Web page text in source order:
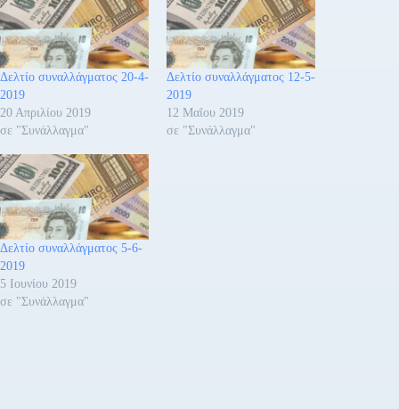
Δελτίο συναλλάγματος 20-4-
2019
20 Απριλίου 2019
σε "Συνάλλαγμα"
Δελτίο συναλλάγματος 12-5-
2019
12 Μαΐου 2019
σε "Συνάλλαγμα"
Δελτίο συναλλάγματος 5-6-
2019
5 Ιουνίου 2019
σε "Συνάλλαγμα"